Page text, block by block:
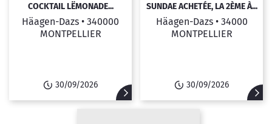
COCKTAIL LËMONADE...
Häagen-Dazs • 340000
MONTPELLIER
30/09/2026
SUNDAE ACHETÉE, LA 2ÈME À...
Häagen-Dazs • 34000
MONTPELLIER
30/09/2026